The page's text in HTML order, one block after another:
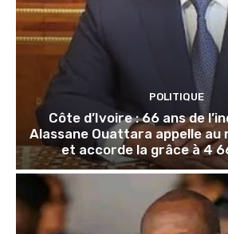
POLITIQUE
Côte d’Ivoire : 66 ans de
Alassane Ouattara appelle au
et accorde la grâce à 4